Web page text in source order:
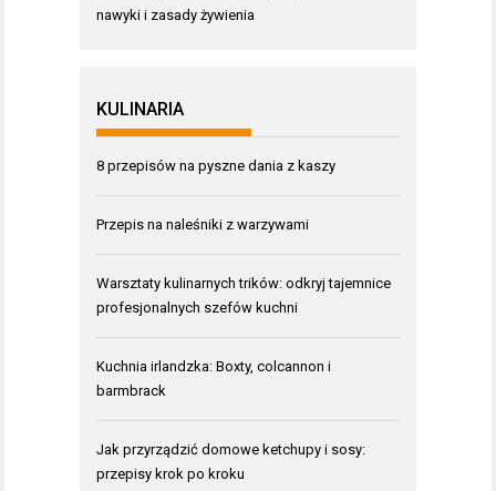
nawyki i zasady żywienia
KULINARIA
8 przepisów na pyszne dania z kaszy
Przepis na naleśniki z warzywami
Warsztaty kulinarnych trików: odkryj tajemnice
profesjonalnych szefów kuchni
Kuchnia irlandzka: Boxty, colcannon i
barmbrack
Jak przyrządzić domowe ketchupy i sosy:
przepisy krok po kroku